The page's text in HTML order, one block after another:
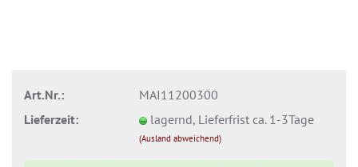
Art.Nr.:
MAI11200300
Lieferzeit:
lagernd, Lieferfrist ca. 1-3Tage
(Ausland abweichend)